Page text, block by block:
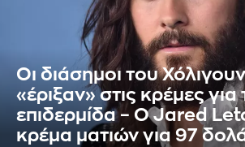
Οι διάσημοι του
«έριξαν» στις κρέμες για
επιδερμίδα – Ο Jared
κρέμα ματιών για 97